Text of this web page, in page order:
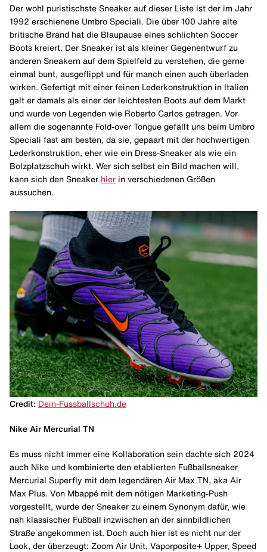
Der wohl puristischste Sneaker auf dieser Liste ist der im Jahr
1992 erschienene Umbro Speciali. Die über 100 Jahre alte
britische Brand hat die Blaupause eines schlichten Soccer
Boots kreiert. Der Sneaker ist als kleiner Gegenentwurf zu
anderen Sneakern auf dem Spielfeld zu verstehen, die gerne
einmal bunt, ausgeflippt und für manch einen auch überladen
wirken. Gefertigt mit einer feinen Lederkonstruktion in Italien
galt er damals als einer der leichtesten Boots auf dem Markt
und wurde von Legenden wie Roberto Carlos getragen. Vor
allem die sogenannte Fold-over Tongue gefällt uns beim Umbro
Speciali fast am besten, da sie, gepaart mit der hochwertigen
Lederkonstruktion, eher wie ein Dress-Sneaker als wie ein
Bolzplatzschuh wirkt. Wer sich selbst ein Bild machen will,
kann sich den Sneaker hier in verschiedenen Größen
aussuchen.
Credit: Dein-Fussballschuh.de
Nike Air Mercurial TN
Es muss nicht immer eine Kollaboration sein dachte sich 2024
auch Nike und kombinierte den etablierten Fußballsneaker
Mercurial Superfly mit dem legendären Air Max TN, aka Air
Max Plus. Von Mbappé mit dem nötigen Marketing-Push
vorgestellt, wurde der Sneaker zu einem Synonym dafür, wie
nah klassischer Fußball inzwischen an der sinnbildlichen
Straße angekommen ist. Doch auch hier ist es nicht nur der
Look, der überzeugt: Zoom Air Unit, Vaporposite+ Upper, Speed